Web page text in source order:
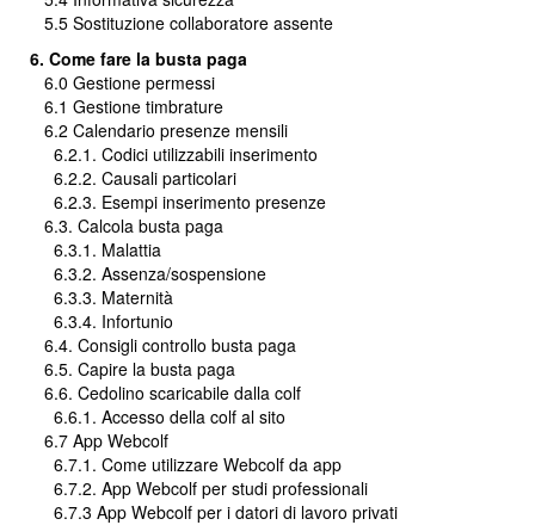
5.5 Sostituzione collaboratore assente
6. Come fare la busta paga
6.0 Gestione permessi
6.1 Gestione timbrature
6.2 Calendario presenze mensili
6.2.1. Codici utilizzabili inserimento
6.2.2. Causali particolari
6.2.3. Esempi inserimento presenze
6.3. Calcola busta paga
6.3.1. Malattia
6.3.2. Assenza/sospensione
6.3.3. Maternità
6.3.4. Infortunio
6.4. Consigli controllo busta paga
6.5. Capire la busta paga
6.6. Cedolino scaricabile dalla colf
6.6.1. Accesso della colf al sito
6.7 App Webcolf
6.7.1. Come utilizzare Webcolf da app
6.7.2. App Webcolf per studi professionali
6.7.3 App Webcolf per i datori di lavoro privati